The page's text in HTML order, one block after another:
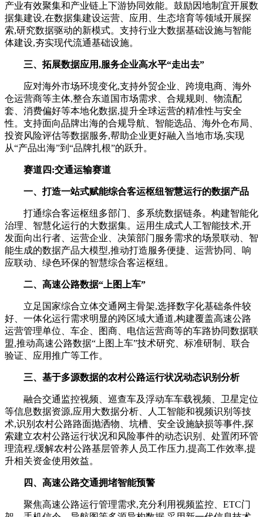
产业有效聚集和产业链上下游协同效能。鼓励因地制宜开展数
据集建设,在数据集建设运营、应用、生态培育等领域开展探
索,研究数据驱动的新模式。支持行业大数据基础设施与智能
体建设,夯实现代流通基础设施。
三、拓展数据应用,服务企业高水平“走出去”
应对海外市场环境变化,支持外贸企业、跨境电商、海外
仓运营商等主体,整合东道国市场需求、合规规则、物流配
套、消费偏好等本地化数据,提升全球运营的精准性与安全
性。支持面向品牌出海的合规导航、智能选品、海外仓布局、
投资风险评估等数据服务,帮助企业更好融入当地市场,实现
从“产品出海”到“品牌扎根”的跃升。
赛道四:交通运输赛道
一、打造一站式赋能综合客运枢纽智慧运行的数据产品
打通综合客运枢纽多部门、多系统数据链条。构建智能化
治理、智慧化运行的大数据集。运用生成式人工智能技术,开
发面向出行者、运营企业、决策部门服务需求的场景联动、智
能生成的数据产品大模型,推动打造服务便捷、运营协同、响
应联动、绿色环保的智慧综合客运枢纽。
二、高速公路数据“上图上车”
立足国家综合立体交通网主骨架,选择数字化基础条件较
好、一体化运行需求明显的跨区域大通道,构建覆盖高速公路
运营管理单位、车企、图商、电信运营商等的车路协同数据联
盟,推动高速公路数据“上图上车”技术研究、标准研制、联合
验证、应用推广等工作。
三、基于多源数据的农村公路运行状况动态识别分析
融合交通监控视频、巡查车及浮动车车载视频、卫星定位
等信息数据资源,应用大数据分析、人工智能和视频识别等技
术,识别农村公路路面抛洒物、坑槽、安全设施缺损等事件,探
索建立农村公路运行状况和风险事件的动态识别、处置闭环管
理流程,缓解农村公路基层管养人员工作压力,提高工作效率,提
升相关资金使用效益。
四、高速公路交通拥堵智能预警
聚焦高速公路运行管理需求,充分利用视频监控、ETC门